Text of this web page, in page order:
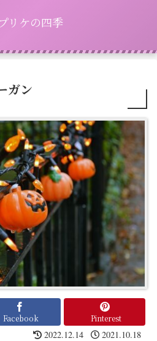
リケの四季
ガン
Facebook Pinterest
2022.12.14 2021.10.18